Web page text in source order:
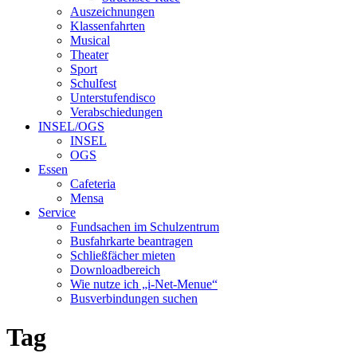
Auszeichnungen
Klassenfahrten
Musical
Theater
Sport
Schulfest
Unterstufendisco
Verabschiedungen
INSEL/OGS
INSEL
OGS
Essen
Cafeteria
Mensa
Service
Fundsachen im Schulzentrum
Busfahrkarte beantragen
Schließfächer mieten
Downloadbereich
Wie nutze ich „i-Net-Menue“
Busverbindungen suchen
Tag